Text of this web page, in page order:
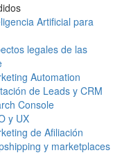
Artificial para
legales de las
Automation
de Leads y CRM
Console
y UX
de Afiliación
y marketplaces